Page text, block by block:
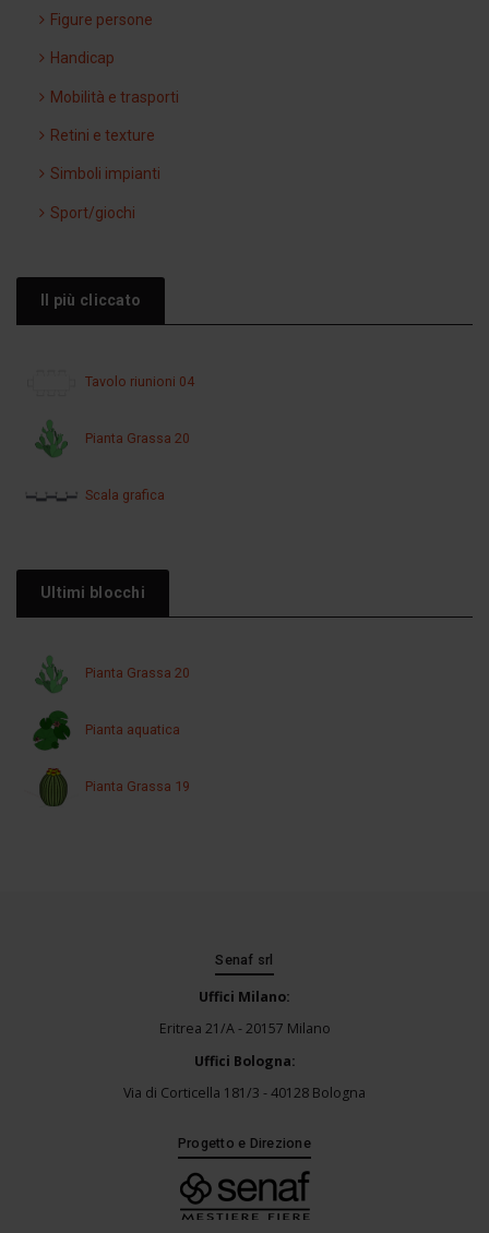
Figure persone
Handicap
Mobilità e trasporti
Retini e texture
Simboli impianti
Sport/giochi
Il più cliccato
Tavolo riunioni 04
Pianta Grassa 20
Scala grafica
Ultimi blocchi
Pianta Grassa 20
Pianta aquatica
Pianta Grassa 19
Senaf srl
Uffici Milano:
Eritrea 21/A - 20157 Milano
Uffici Bologna:
Via di Corticella 181/3 - 40128 Bologna
Progetto e Direzione